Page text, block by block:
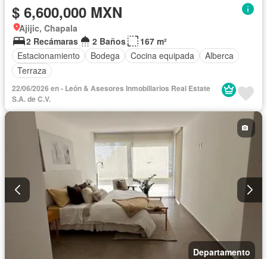
$ 6,600,000 MXN
Ajijic, Chapala
2 Recámaras
2 Baños
167 m²
Estacionamiento
Bodega Cocina equipada
Alberca
Terraza
22/06/2026 en - León & Asesores Inmobiliarios Real Estate
S.A. de C.V.
Departamento